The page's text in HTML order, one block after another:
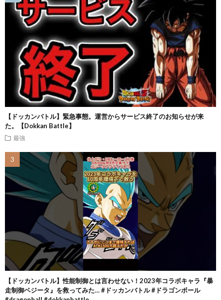
【ドッカンバトル】緊急事態。運営からサービス終了のお知らせが来
た。【Dokkan Battle】
最強
【ドッカンバトル】性能制御とは言わせない！2023年コラボキャラ『暴
走制御ベジータ』を救ってみた… #ドッカンバトル #ドラゴンボール